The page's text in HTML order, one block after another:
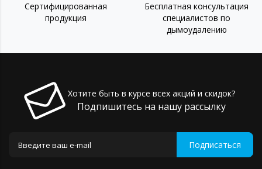
Сертифицированная
продукция
Бесплатная консультация
специалистов по
дымоудалению
Хотите быть в курсе всех акций и скидок?
Подпишитесь на нашу рассылку
Подписаться